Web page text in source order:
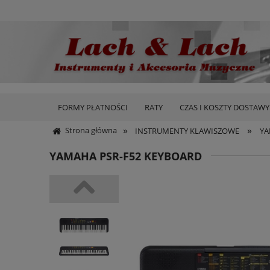
FORMY PŁATNOŚCI RATY CZAS I KOSZTY DOSTAWY
Strona główna » INSTRUMENTY KLAWISZOWE »
YAMAHA PSR-F52 KEYBOARD